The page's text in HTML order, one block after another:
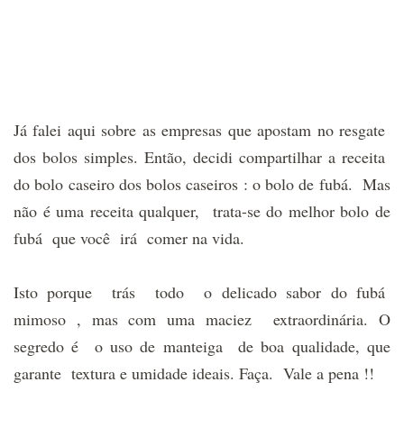
Já falei aqui sobre as empresas que apostam no resgate
dos bolos simples. Então, decidi compartilhar a receita
do bolo caseiro dos bolos caseiros : o bolo de fubá. Mas
não é uma receita qualquer, trata-se do melhor bolo de
fubá que você irá comer na vida.
Isto porque trás todo o delicado sabor do fubá
mimoso , mas com uma maciez extraordinária. O
segredo é o uso de manteiga de boa qualidade, que
garante textura e umidade ideais. Faça. Vale a pena !!